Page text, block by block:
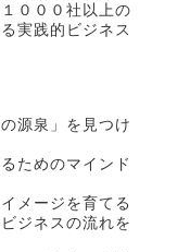
０００社以上の
実践的ビジネス
源泉」を見つけ
ためのマインド
メージを育てる
ジネスの流れを